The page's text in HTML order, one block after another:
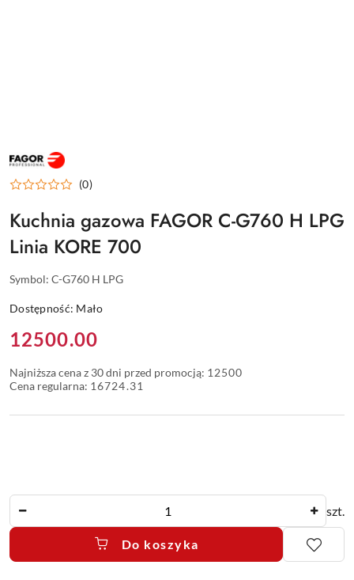
FAGOR
PROFESJONALNE
URZĄDZENIA
DLA
HOTELARSTWA
(0)
Kuchnia gazowa FAGOR C-G760 H LPG
Linia KORE 700
Symbol: C-G760 H LPG
Dostępność: Mało
Cena:
12500.00
Najniższa cena z 30 dni przed promocją: 12500
Cena regularna: 16724.31
szt.
Do koszyka